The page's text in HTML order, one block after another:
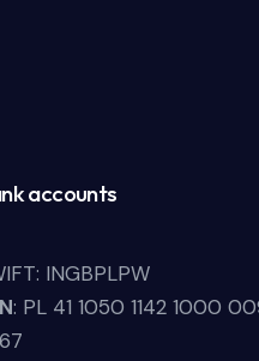
accounts
INGBPLPW
: PL 41 1050 1142 1000